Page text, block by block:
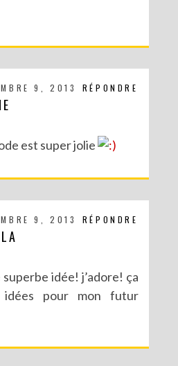
RÉPONDRE
9, 2013
est super jolie
RÉPONDRE
9, 2013
idée! j’adore! ça
pour mon futur